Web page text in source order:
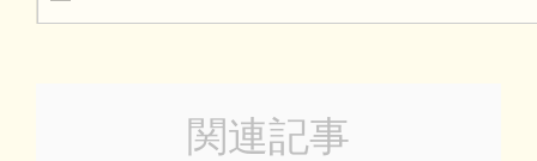
関連記事